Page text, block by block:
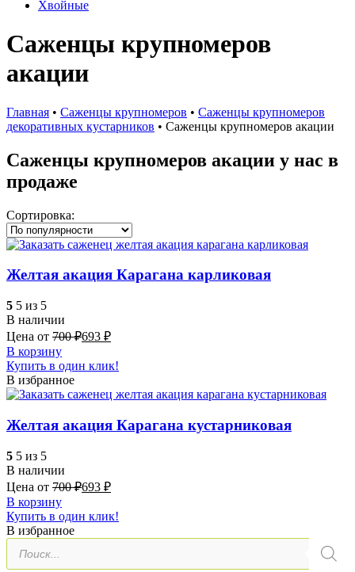
Хвойные
Саженцы крупномеров
акации
Главная • Саженцы крупномеров • Саженцы крупномеров
декоративных кустарников • Саженцы крупномеров акации
Саженцы крупномеров акации у нас в
продаже
Сортировка:
Желтая акация Карагана карликовая
5 5 из 5
В наличии
Цена от 700₽693 ₽
В корзину
Купить в один клик!
В избранное
Желтая акация Карагана кустарниковая
5 5 из 5
В наличии
Цена от 700₽693 ₽
В корзину
Купить в один клик!
В избранное
Поиск
товаров